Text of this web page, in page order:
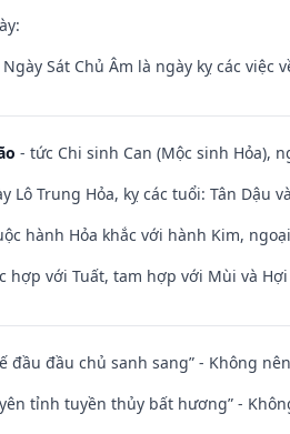
Ngày Sát Chủ Âm là ngày kỵ các việc
- tức Chi sinh Can (Mộc sinh Hỏa),
Lô Trung Hỏa, kỵ các tuổi: Tân Dậu
hành Hỏa khắc với hành Kim,
hợp với Tuất, tam hợp với Mùi và
đầu đầu chủ sanh sang” - Không
tỉnh tuyền thủy bất hương” -